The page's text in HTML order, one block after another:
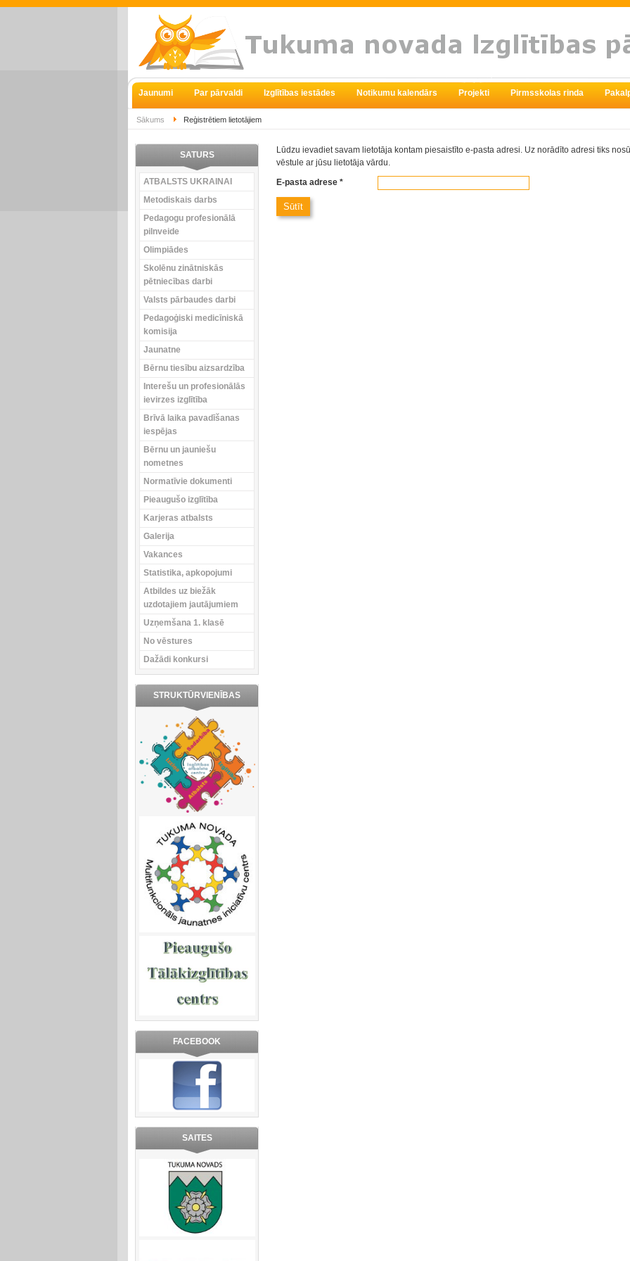
Jaunumi Par pārvaldi Izglītības iestādes Notikumu kalendārs Projekti Pirmsskolas rinda
Sākums Reģistrētiem lietotājiem
Lūdzu ievadiet savam lietotāja kontam piesaistīto e-pasta adresi. Uz norādīto adresi tiks
vēstule ar jūsu lietotāja vārdu.
E-pasta adrese *
Sūtīt
SATURS
ATBALSTS UKRAINAI
Metodiskais darbs
Pedagogu profesionālā
pilnveide
Olimpiādes
Skolēnu zinātniskās
pētniecības darbi
Valsts pārbaudes darbi
Pedagoģiski medicīniskā
komisija
Jaunatne
Bērnu tiesību aizsardzība
Interešu un profesionālās
ievirzes izglītība
Brīvā laika pavadīšanas
iespējas
Bērnu un jauniešu
nometnes
Normatīvie dokumenti
Pieaugušo izglītība
Karjeras atbalsts
Galerija
Vakances
Statistika, apkopojumi
Atbildes uz biežāk
uzdotajiem jautājumiem
Uzņemšana 1. klasē
No vēstures
Dažādi konkursi
STRUKTŪRVIENĪBAS
FACEBOOK
SAITES